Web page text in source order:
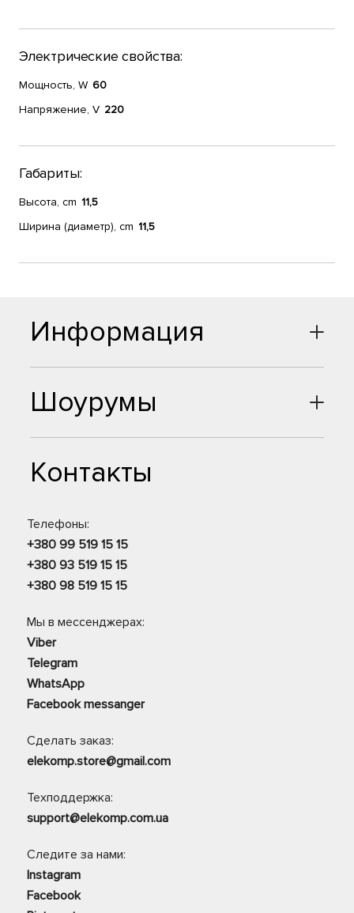
Электрические свойства:
Мощность, W 60
Напряжение, V 220
Габариты:
Высота, cm 11,5
Ширина (диаметр), cm 11,5
Шоурумы
Контакты
Телефоны:
+380 99 519 15 15
+380 93 519 15 15
+380 98 519 15 15
Мы в мессенджерах:
Viber
Telegram
WhatsApp
Facebook messanger
Сделать заказ:
elekomp.store@gmail.com
Техподдержка:
support@elekomp.com.ua
Следите за нами:
Instagram
Facebook
Информация